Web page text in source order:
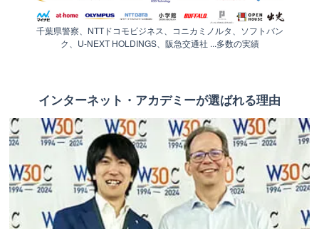
千葉県警察、NTTドコモビジネス、コニカミノルタ、ソフトバン
ク、U-NEXT HOLDINGS、阪急交通社 ...多数の実績
インターネット・アカデミーが選ばれる理由